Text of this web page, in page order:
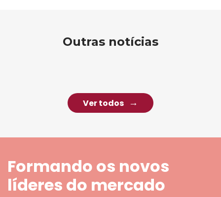
Outras notícias
Ver todos
Formando os novos
líderes do mercado